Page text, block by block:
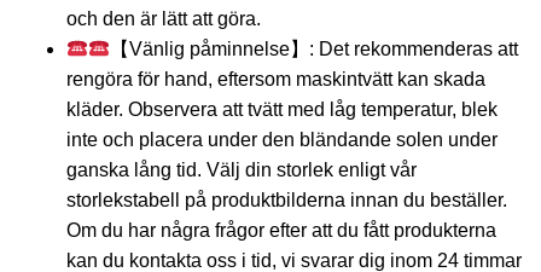
och den är lätt att göra.
【Vänlig påminnelse】: Det rekommenderas att
rengöra för hand, eftersom maskintvätt kan skada
kläder. Observera att tvätt med låg temperatur, blek
inte och placera under den bländande solen under
ganska lång tid. Välj din storlek enligt vår
storlekstabell på produktbilderna innan du beställer.
Om du har några frågor efter att du fått produkterna
kan du kontakta oss i tid, vi svarar dig inom 24 timmar